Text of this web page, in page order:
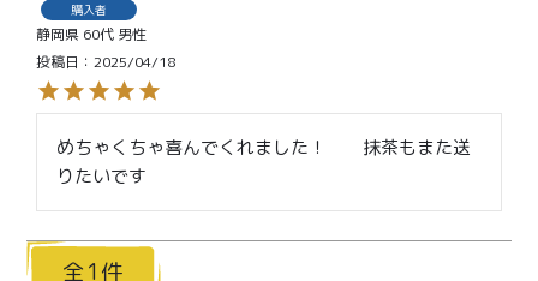
購入者
静岡県 60代 男性
投稿日
2025/04/18
めちゃくちゃ喜んでくれました！　　抹茶もまた送
りたいです
1